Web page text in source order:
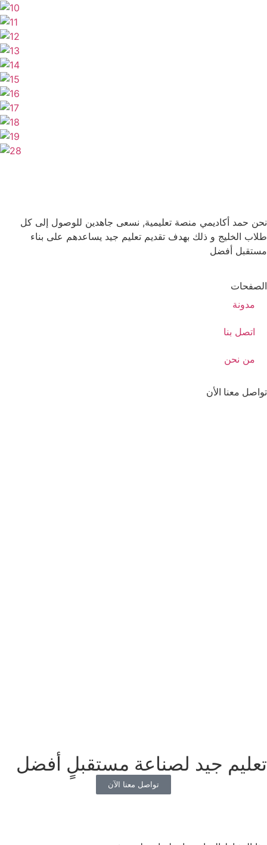
نحن حمد أكاديمي منصة تعليمية, نسعى جاهدين للوصول إلى كل
طلاب الخليج و ذلك بهدف تقديم تعليم جيد يساعدهم على بناء
مستقبل أفضل
الصفحات
مدونة
اتصل بنا
من نحن
تواصل معنا الأن
تعليم جيد لصناعة مستقبلٍ أفضل
تواصل معنا الآن